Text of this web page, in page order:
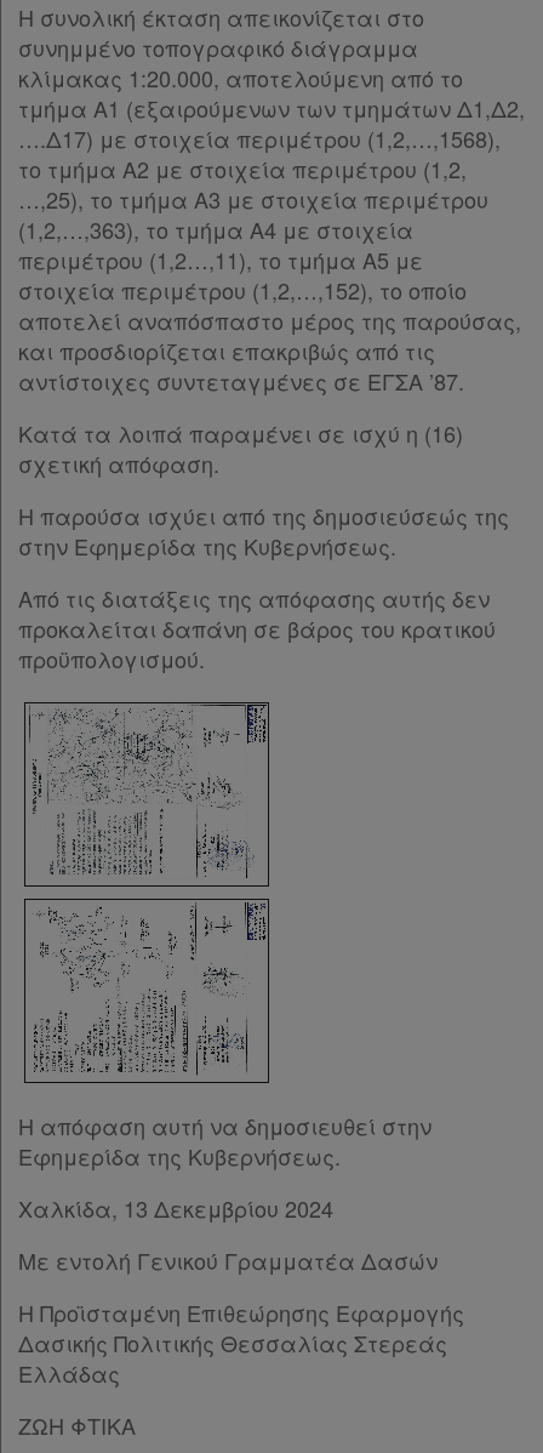
Η συνολική έκταση απεικονίζεται στο
συνημμένο τοπογραφικό διάγραμμα
κλίμακας 1:20.000, αποτελούμενη από το
τμήμα Α1 (εξαιρούμενων των τμημάτων Δ1,Δ2,
….Δ17) με στοιχεία περιμέτρου (1,2,…,1568),
το τμήμα Α2 με στοιχεία περιμέτρου (1,2,
…,25), το τμήμα Α3 με στοιχεία περιμέτρου
(1,2,…,363), το τμήμα Α4 με στοιχεία
περιμέτρου (1,2…,11), το τμήμα Α5 με
στοιχεία περιμέτρου (1,2,…,152), το οποίο
αποτελεί αναπόσπαστο μέρος της παρούσας,
και προσδιορίζεται επακριβώς από τις
αντίστοιχες συντεταγμένες σε ΕΓΣΑ ’87.
Κατά τα λοιπά παραμένει σε ισχύ η (16)
σχετική απόφαση.
Η παρούσα ισχύει από της δημοσιεύσεώς της
στην Εφημερίδα της Κυβερνήσεως.
Από τις διατάξεις της απόφασης αυτής δεν
προκαλείται δαπάνη σε βάρος του κρατικού
προϋπολογισμού.
Η απόφαση αυτή να δημοσιευθεί στην
Εφημερίδα της Κυβερνήσεως.
Χαλκίδα, 13 Δεκεμβρίου 2024
Με εντολή Γενικού Γραμματέα Δασών
Η Προϊσταμένη Επιθεώρησης Εφαρμογής
Δασικής Πολιτικής Θεσσαλίας Στερεάς
Ελλάδας
ΖΩΗ ΦΤΙΚΑ